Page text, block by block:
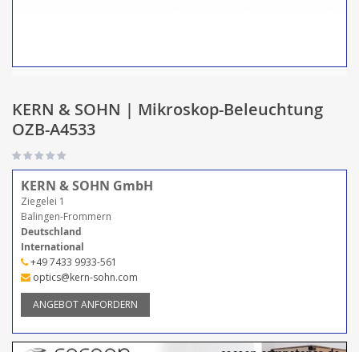
KERN & SOHN | Mikroskop-Beleuchtung
OZB-A4533
KERN & SOHN GmbH
Ziegelei 1
Balingen-Frommern
Deutschland
International
+49 7433 9933-561
optics@kern-sohn.com
ANGEBOT ANFORDERN